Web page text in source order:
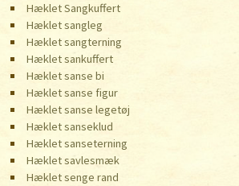
Hæklet Sangkuffert
Hæklet sangleg
Hæklet sangterning
Hæklet sankuffert
Hæklet sanse bi
Hæklet sanse figur
Hæklet sanse legetøj
Hæklet sanseklud
Hæklet sanseterning
Hæklet savlesmæk
Hæklet senge rand